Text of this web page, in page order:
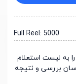
Full Reel: 5000
به لیست استعلام
بررسی و نتیجه